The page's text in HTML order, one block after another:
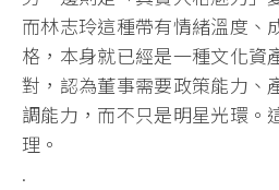
而林志玲這種帶有情緒溫度、
格，本身就已經是一種文化資
對，認為董事需要政策能力、
調能力，而不只是明星光環。
理。
.